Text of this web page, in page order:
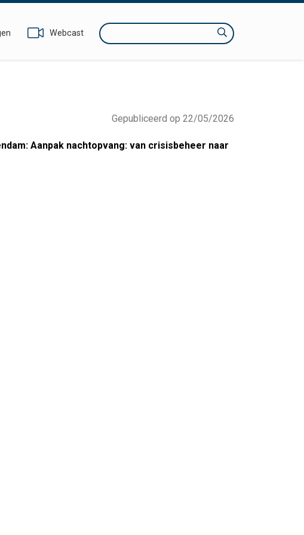
Webcast Zoeken
Gepubliceerd op 22/05/2026
Aanpak nachtopvang: van crisisbeheer naar